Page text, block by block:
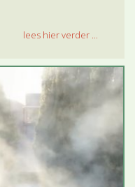
lees hier verder ...